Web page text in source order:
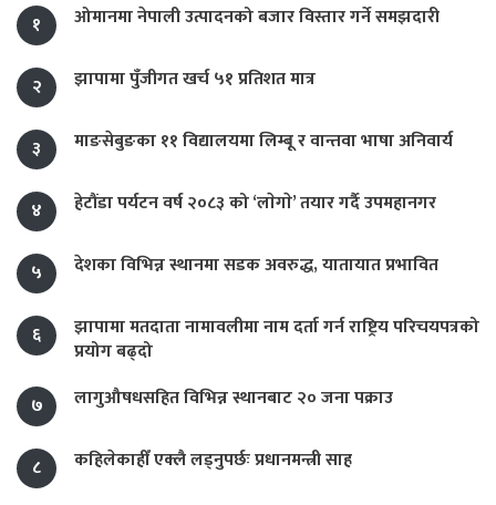
१ ओमानमा नेपाली उत्पादनको बजार विस्तार गर्ने समझदारी
२ झापामा पुँजीगत खर्च ५१ प्रतिशत मात्र
३ माङसेबुङका ११ विद्यालयमा लिम्बू र वान्तवा भाषा अनिवार्य
४ हेटौंडा पर्यटन वर्ष २०८३ को ‘लाेगाे’ तयार गर्दै उपमहानगर
५ देशका विभिन्न स्थानमा सडक अवरुद्ध, यातायात प्रभावित
६
झापामा मतदाता नामावलीमा नाम दर्ता गर्न राष्ट्रिय परिचयपत्रको
प्रयोग बढ्दो
७
लागुऔषधसहित विभिन्न स्थानबाट २० जना पक्राउ
८ कहिलेकाहीँ एक्लै लड्नुपर्छः प्रधानमन्त्री साह